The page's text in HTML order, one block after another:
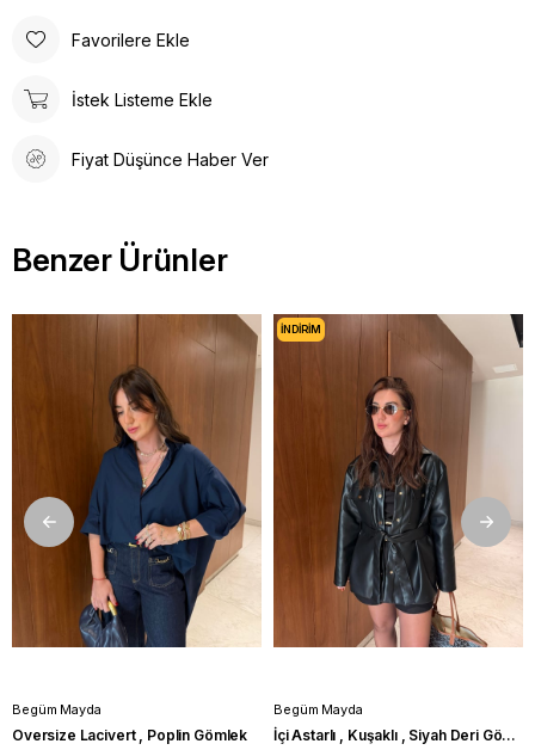
Favorilere Ekle
İstek Listeme Ekle
Fiyat Düşünce Haber Ver
Benzer Ürünler
Begüm Mayda
Oversize Lacivert , Poplin Gömlek
Begüm Mayda
İçi Astarlı , Kuşaklı , Siyah Deri Gömlek
İNDIRIM